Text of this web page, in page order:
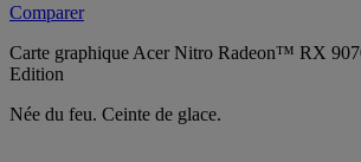
Comparer
Carte graphique Acer Nitro Radeon™ RX
Edition
Née du feu. Ceinte de glace.